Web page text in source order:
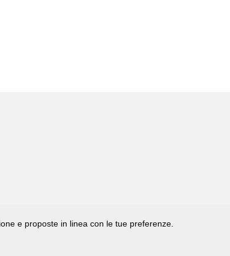
e proposte in linea con le tue preferenze.